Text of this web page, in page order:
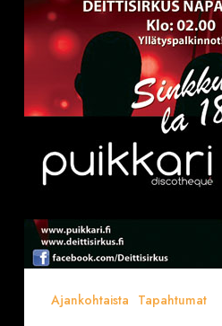
Ajankohtaista Tapahtumat